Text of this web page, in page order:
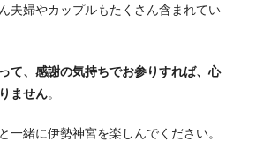
夫婦やカップルもたくさん含まれてい
て、感謝の気持ちでお参りすれば、心
ません。
一緒に伊勢神宮を楽しんでください。